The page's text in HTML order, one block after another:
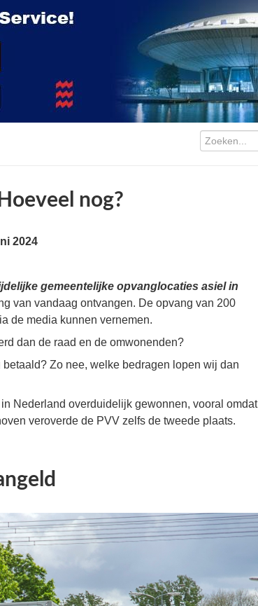
Zoeken...
nog?
2024
gemeentelijke opvanglocaties asiel in
van vandaag ontvangen. De opvang van 200
de media kunnen vernemen.
dan de raad en de omwonenden?
Zo nee, welke bedragen lopen wij dan
Nederland overduidelijk gewonnen, vooral omdat
veroverde de PVV zelfs de tweede plaats.